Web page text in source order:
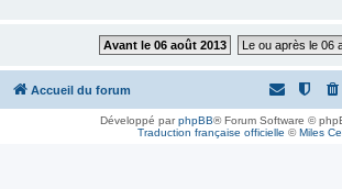
Avant le 06 août 2013 Le ou après le 06
Accueil du forum
Développé parphpBB® Forum Software ©
Traduction française officielle ©Miles